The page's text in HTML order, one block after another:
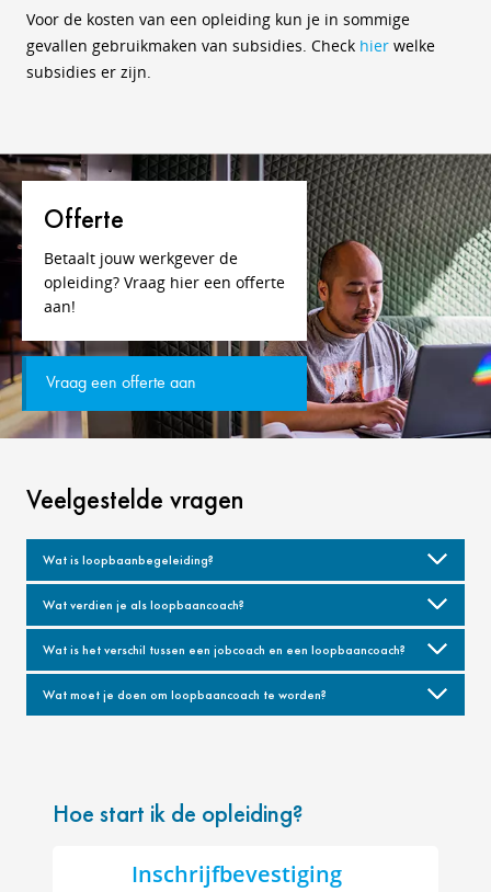
Voor de kosten van een opleiding kun je in sommige
gevallen gebruikmaken van subsidies. Check hier welke
subsidies er zijn.
Offerte
Betaalt jouw werkgever de
opleiding? Vraag hier een offerte
aan!
Vraag een offerte aan
Veelgestelde vragen
Wat is loopbaanbegeleiding?
Wat verdien je als loopbaancoach?
Wat is het verschil tussen een jobcoach en een loopbaancoach?
Wat moet je doen om loopbaancoach te worden?
Hoe start ik de opleiding?
Inschrijfbevestiging